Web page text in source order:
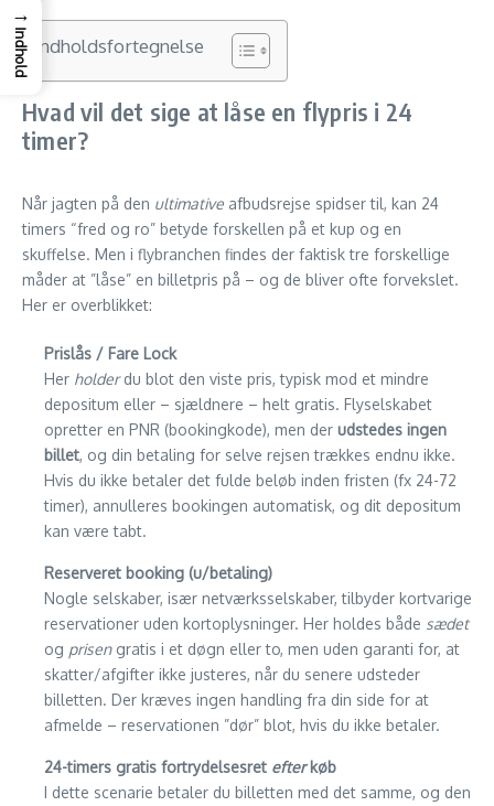
Indholdsfortegnelse
Hvad vil det sige at låse en flypris i 24
timer?
Når jagten på den ultimative afbudsrejse spidser til, kan 24
timers “fred og ro” betyde forskellen på et kup og en
skuffelse. Men i flybranchen findes der faktisk tre forskellige
måder at ”låse” en billetpris på – og de bliver ofte forvekslet.
Her er overblikket:
Pris­lås / Fare Lock
Her holderdu blot den viste pris, typisk mod et mindre
depositum eller – sjældnere – helt gratis. Flyselskabet
opretter en PNR (bookingkode), men der udstedes ingen
billet, og din betaling for selve rejsen trækkes endnu ikke.
Hvis du ikke betaler det fulde beløb inden fristen (fx 24-72
timer), annulleres bookingen automatisk, og dit depositum
kan være tabt.
Reserveret booking (u/betaling)
Nogle selskaber, især netværksselskaber, tilbyder kortvarige
reservationer uden kortoplysninger. Her holdes både sædet
og prisengratis i et døgn eller to, men uden garanti for, at
skatter/afgifter ikke justeres, når du senere udsteder
billetten. Der kræves ingen handling fra din side for at
afmelde – reservationen ”dør” blot, hvis du ikke betaler.
24-timers gratis fortrydelsesret efterkøb
I dette scenarie betaler du billetten med det samme, og den
→
Indhold